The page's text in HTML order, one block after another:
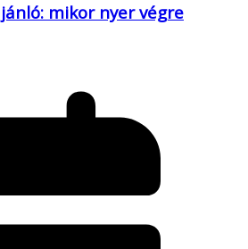
mikor nyer végre